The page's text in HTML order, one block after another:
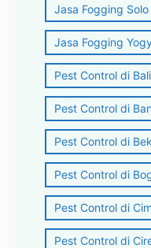
Jasa Fogging Solo
Jasa Fogging
Pest Control di Bali
Pest Control di
Pest Control di
Pest Control di
Pest Control di
Pest Control di